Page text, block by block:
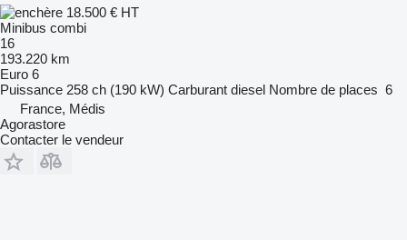
18.500 € HT
Minibus combi
16
193.220 km
Euro 6
Puissance 258 ch (190 kW) Carburant diesel Nombre de places 6
France, Médis
Agorastore
Contacter le vendeur